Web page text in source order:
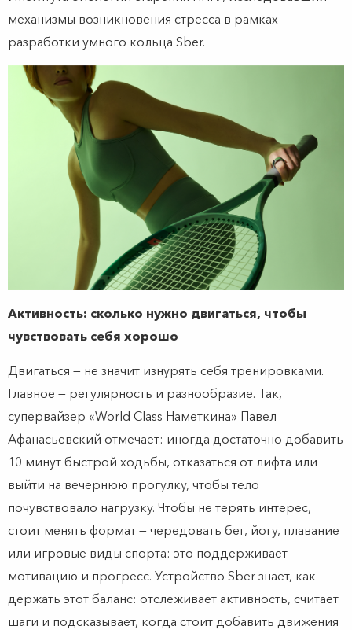
механизмы возникновения стресса в рамках
разработки умного кольца Sber.
Активность: сколько нужно двигаться, чтобы
чувствовать себя хорошо
Двигаться — не значит изнурять себя тренировками.
Главное — регулярность и разнообразие. Так,
супервайзер «World Class Наметкина» Павел
Афанасьевский отмечает: иногда достаточно добавить
10 минут быстрой ходьбы, отказаться от лифта или
выйти на вечернюю прогулку, чтобы тело
почувствовало нагрузку. Чтобы не терять интерес,
стоит менять формат — чередовать бег, йогу, плавание
или игровые виды спорта: это поддерживает
мотивацию и прогресс. Устройство Sber знает, как
держать этот баланс: отслеживает активность, считает
шаги и подсказывает, когда стоит добавить движения